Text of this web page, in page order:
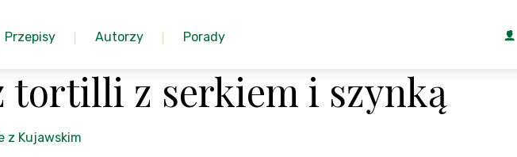
Przepisy Autorzy Porady
tortilli z serkiem i szynką
z Kujawskim